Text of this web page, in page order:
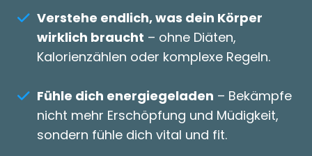
Verstehe endlich, was dein Körper
wirklich braucht – ohne Diäten,
Kalorienzählen oder komplexe Regeln.
Fühle dich energiegeladen – Bekämpfe
nicht mehr Erschöpfung und Müdigkeit,
sondern fühle dich vital und fit.